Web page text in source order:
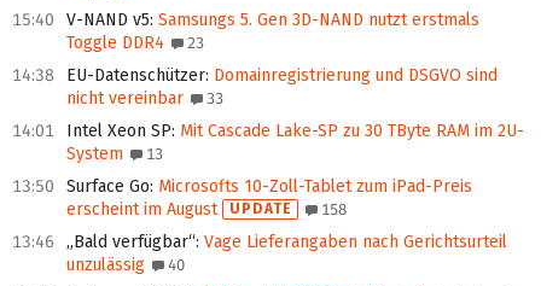
15:40 V-NAND v5: Samsungs 5. Gen 3D‑NAND nutzt erstmals
Toggle DDR4
23
14:38 EU-Datenschützer: Domainregistrierung und DSGVO sind
nicht vereinbar
33
14:01 Intel Xeon SP: Mit Cascade Lake-SP zu 30 TByte RAM im 2U-
System
13
13:50 Surface Go: Microsofts 10-Zoll-Tablet zum iPad-Preis
erscheint im August
UPDATE 158
13:46 „Bald verfügbar“: Vage Lieferangaben nach Gerichtsurteil
unzulässig
40